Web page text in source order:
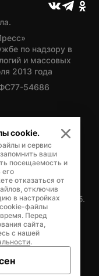
по надзору в
и массовых
2013 года
54686
Ямало-
Кнунянца, д.1, каб.
cookie.
и сервис
ваши
посещаемость и
его
отказаться от
отключив
в настройках
файлы
Перед
сайта,
с нашей
.